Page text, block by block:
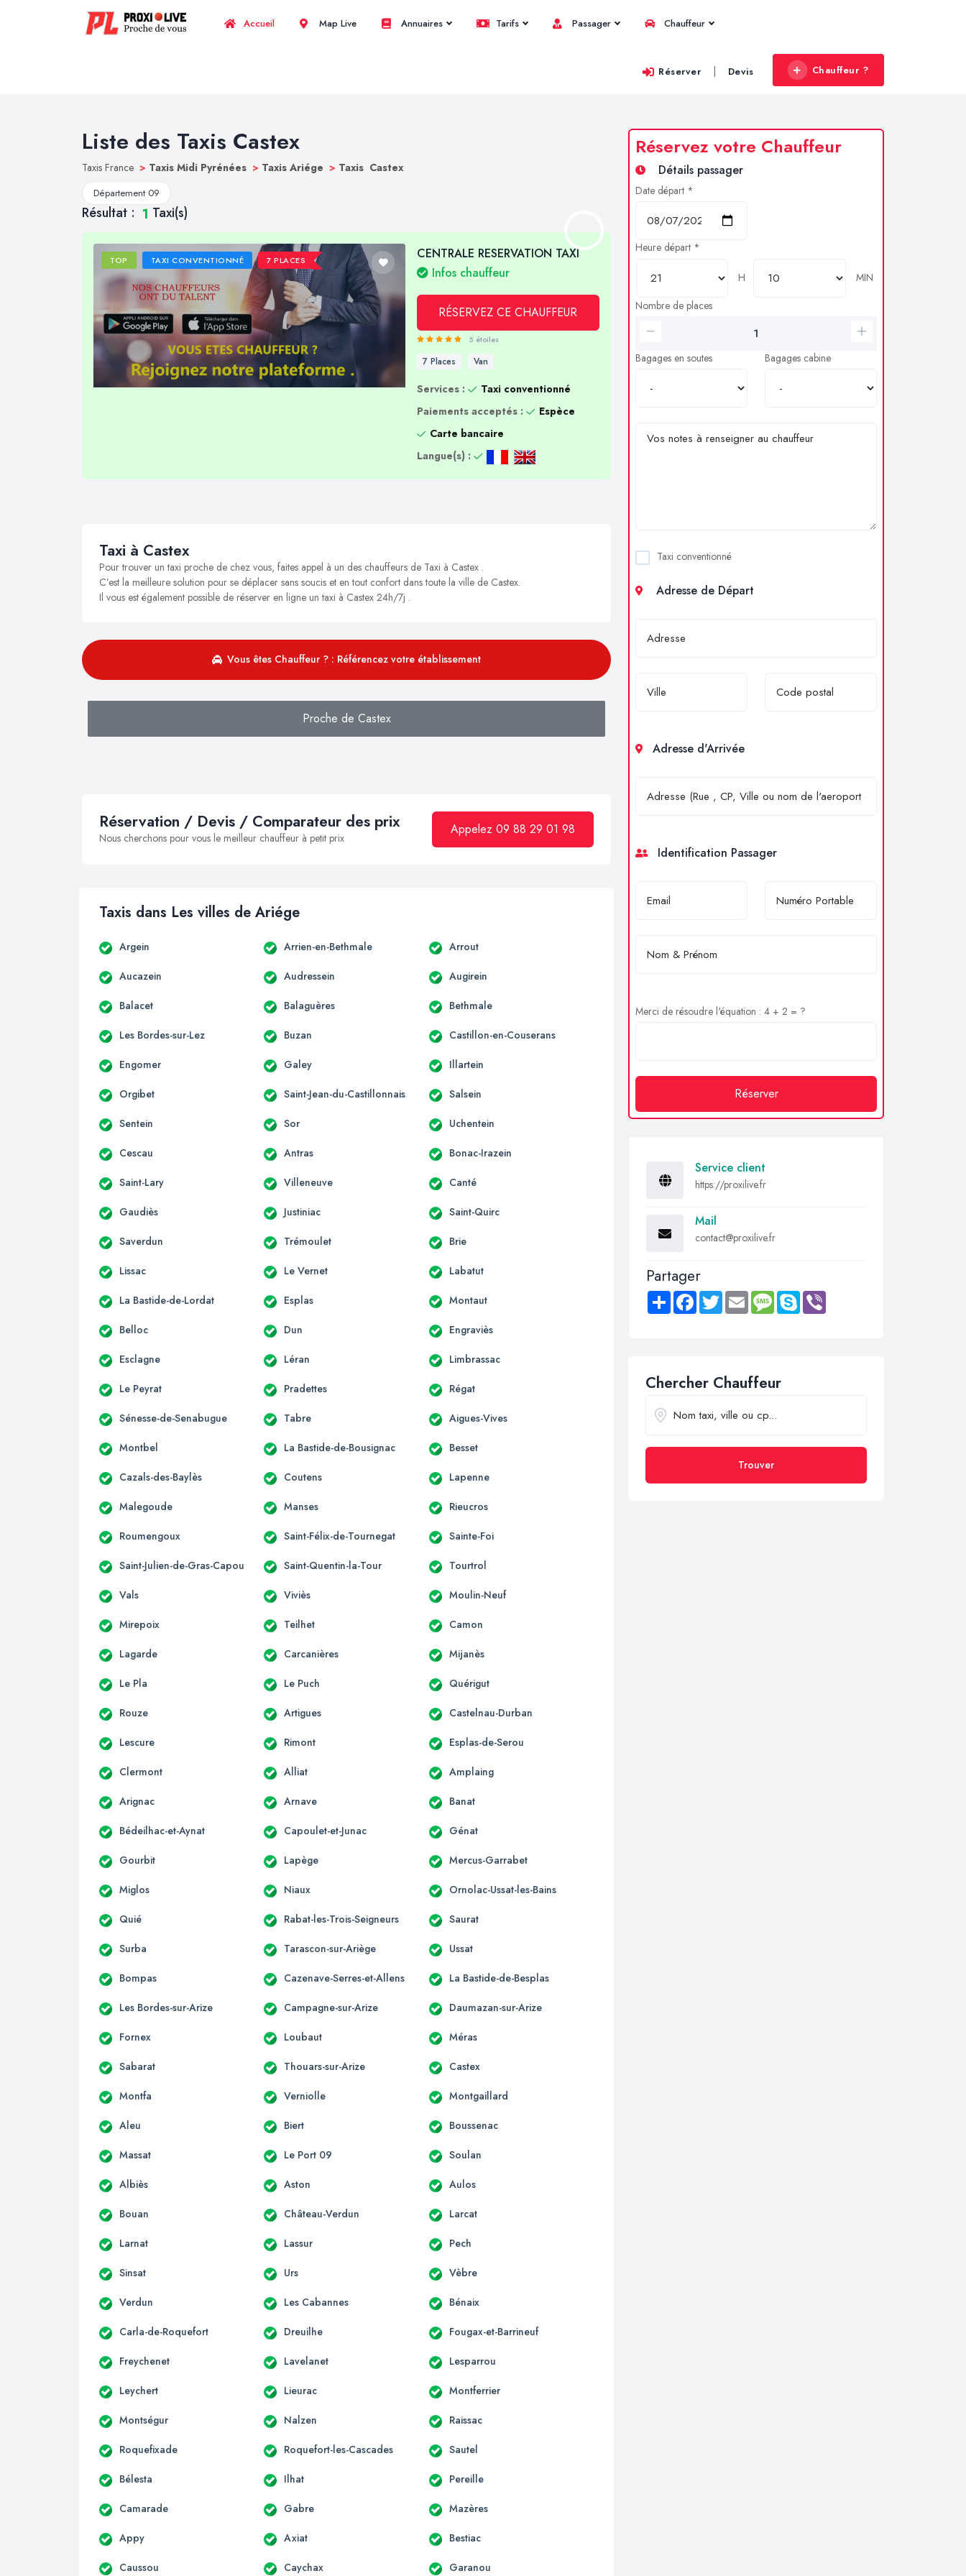
Accueil Map Live Annuaires Tarifs Passager Chauffeur
Réserver | Devis Chauffeur ?
Liste des Taxis Castex
Taxis France > Taxis Midi Pyrénées > Taxis Ariége > Taxis Castex
Département 09
Résultat : 1 Taxi(s)
TOP TAXI CONVENTIONNÉ 7 PLACES
CENTRALE RESERVATION TAXI
Infos chauffeur
RÉSERVEZ CE CHAUFFEUR
5 étoiles
7 Places Van
Services :
Taxi conventionné
Paiements acceptés :
Espèce
Carte bancaire
Langue(s) :
Taxi à Castex
Pour trouver un taxi proche de chez vous, faites appel à un des chauffeurs de Taxi à Castex .
C’est la meilleure solution pour se déplacer sans soucis et en tout confort dans toute la ville de Castex.
Il vous est également possible de réserver en ligne un taxi à Castex 24h/7j .
Vous êtes Chauffeur ? : Référencez votre établissement
Proche de Castex
Réservation / Devis / Comparateur des prix
Nous cherchons pour vous le meilleur chauffeur à petit prix
Appelez 09 88 29 01 98
Taxis dans Les villes de Ariége
Argein Arrien-en-Bethmale Arrout
Aucazein Audressein Augirein
Balacet Balaguères Bethmale
Les Bordes-sur-Lez Buzan Castillon-en-Couserans
Engomer Galey Illartein
Orgibet Saint-Jean-du-Castillonnais Salsein
Sentein Sor Uchentein
Cescau Antras Bonac-Irazein
Saint-Lary Villeneuve Canté
Gaudiès Justiniac Saint-Quirc
Saverdun Trémoulet Brie
Lissac Le Vernet Labatut
La Bastide-de-Lordat Esplas Montaut
Belloc Dun Engraviès
Esclagne Léran Limbrassac
Le Peyrat Pradettes Régat
Sénesse-de-Senabugue Tabre Aigues-Vives
Montbel La Bastide-de-Bousignac Besset
Cazals-des-Baylès Coutens Lapenne
Malegoude Manses Rieucros
Roumengoux Saint-Félix-de-Tournegat Sainte-Foi
Saint-Julien-de-Gras-Capou Saint-Quentin-la-Tour Tourtrol
Vals Viviès Moulin-Neuf
Mirepoix Teilhet Camon
Lagarde Carcanières Mijanès
Le Pla Le Puch Quérigut
Rouze Artigues Castelnau-Durban
Lescure Rimont Esplas-de-Serou
Clermont Alliat Amplaing
Arignac Arnave Banat
Bédeilhac-et-Aynat Capoulet-et-Junac Génat
Gourbit Lapège Mercus-Garrabet
Miglos Niaux Ornolac-Ussat-les-Bains
Quié Rabat-les-Trois-Seigneurs Saurat
Surba Tarascon-sur-Ariège Ussat
Bompas Cazenave-Serres-et-Allens La Bastide-de-Besplas
Les Bordes-sur-Arize Campagne-sur-Arize Daumazan-sur-Arize
Fornex Loubaut Méras
Sabarat Thouars-sur-Arize Castex
Montfa Verniolle Montgaillard
Aleu Biert Boussenac
Massat Le Port 09 Soulan
Albiès Aston Aulos
Bouan Château-Verdun Larcat
Larnat Lassur Pech
Sinsat Urs Vèbre
Verdun Les Cabannes Bénaix
Carla-de-Roquefort Dreuilhe Fougax-et-Barrineuf
Freychenet Lavelanet Lesparrou
Leychert Lieurac Montferrier
Montségur Nalzen Raissac
Roquefixade Roquefort-les-Cascades Sautel
Bélesta Ilhat Pereille
Camarade Gabre Mazères
Appy Axiat Bestiac
Caussou Caychax Garanou
Réservez votre Chauffeur
Détails passager
Date départ *
Heure départ *
H
MIN
Nombre de places
Bagages en soutes Bagages cabine
Taxi conventionné
Adresse de Départ
Adresse d'Arrivée
Identification Passager
Merci de résoudre l'équation : 4 + 2 = ?
Réserver
Service client
https://proxilive.fr
Mail
contact@proxilive.fr
Partager
Share FacebookTwitter Email MessageSkype
Chercher Chauffeur
Trouver